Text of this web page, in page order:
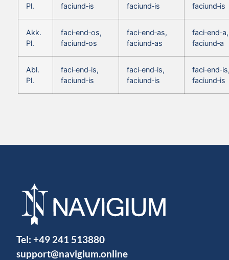
Pl.
faciund‑is
faciund‑is
faciund‑is
Akk.
Pl.
faci‑end‑os,
faciund‑os
faci‑end‑as,
faciund‑as
faci‑end‑a,
faciund‑a
Abl.
Pl.
faci‑end‑is,
faciund‑is
faci‑end‑is,
faciund‑is
faciund‑is
Tel: +49 241 513880
support@navigium.online